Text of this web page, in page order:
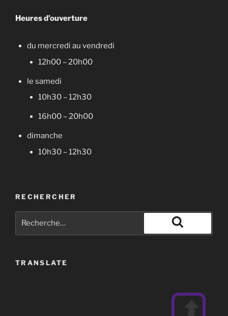
Heures d’ouverture
du mercredi au vendredi
12h00 – 20h00
le samedi
10h30 – 12h30
16h00 – 20h00
dimanche
10h30 – 12h30
RECHERCHER
Recherche
TRANSLATE